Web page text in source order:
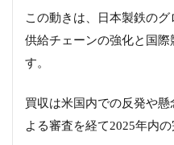
この動きは、日本製鉄のグ
供給チェーンの強化と国
す。
買収は米国内での反発や
よる審査を経て2025年内